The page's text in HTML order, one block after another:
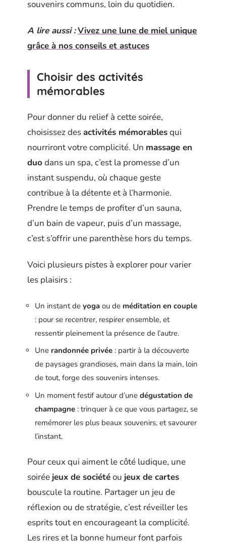
souvenirs communs, loin du quotidien.
A lire aussi :Vivez une lune de miel unique
grâce à nos conseils et astuces
Choisir des activités
mémorables
Pour donner du relief à cette soirée,
choisissez desactivités mémorablesqui
nourriront votre complicité. Un massage en
duo dans un spa, c’est la promesse d’un
instant suspendu, où chaque geste
contribue à la détente et à l’harmonie.
Prendre le temps de profiter d’un sauna,
d’un bain de vapeur, puis d’un massage,
c’est s’offrir une parenthèse hors du temps.
Voici plusieurs pistes à explorer pour varier
les plaisirs :
Un instant de yoga ou de méditation en couple
: pour se recentrer, respirer ensemble, et
ressentir pleinement la présence de l’autre.
Une randonnée privée : partir à la découverte
de paysages grandioses, main dans la main, loin
de tout, forge des souvenirs intenses.
Un moment festif autour d’une dégustation de
champagne : trinquer à ce que vous partagez, se
remémorer les plus beaux souvenirs, et savourer
l’instant.
Pour ceux qui aiment le côté ludique, une
soirée jeux de sociétéou jeux de cartes
bouscule la routine. Partager un jeu de
réflexion ou de stratégie, c’est réveiller les
esprits tout en encourageant la complicité.
Les rires et la bonne humeur font parfois